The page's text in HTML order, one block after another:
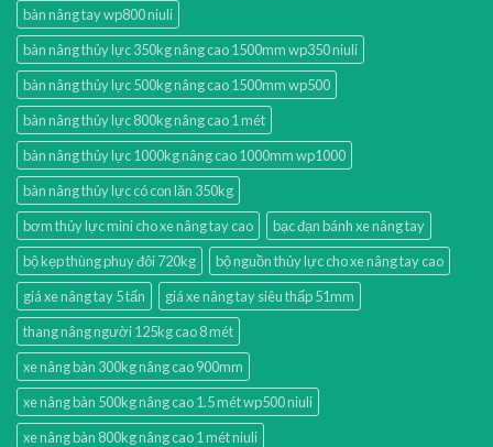
bàn nâng tay wp800 niuli
bàn nâng thủy lực 350kg nâng cao 1500mm wp350 niuli
bàn nâng thủy lực 500kg nâng cao 1500mm wp500
bàn nâng thủy lực 800kg nâng cao 1 mét
bàn nâng thủy lực 1000kg nâng cao 1000mm wp1000
bàn nâng thủy lực có con lăn 350kg
bơm thủy lực mini cho xe nâng tay cao
bạc đạn bánh xe nâng tay
bộ kẹp thùng phuy đôi 720kg
bộ nguồn thủy lực cho xe nâng tay cao
giá xe nâng tay 5 tấn
giá xe nâng tay siêu thấp 51mm
thang nâng người 125kg cao 8 mét
xe nâng bàn 300kg nâng cao 900mm
xe nâng bàn 500kg nâng cao 1.5 mét wp500 niuli
xe nâng bàn 800kg nâng cao 1 mét niuli